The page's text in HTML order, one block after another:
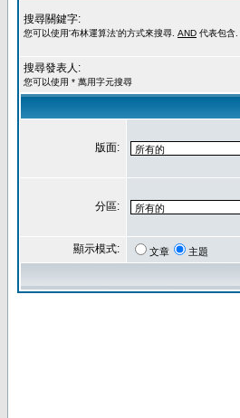
搜尋關鍵字:
您可以使用'布林運算法'的方式來搜尋. AND 代表包含.
搜尋發表人:
您可以使用 * 萬用字元搜尋
版面:
分區:
顯示模式: 文章 主題